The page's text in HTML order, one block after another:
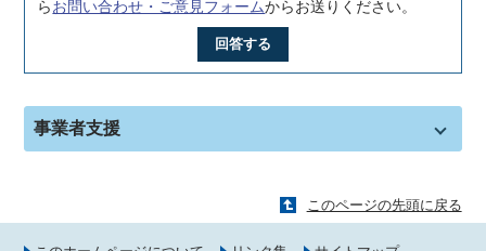
らお問い合わせ・ご意見フォームからお送りください。
回答する
事業者支援
このページの先頭に戻る